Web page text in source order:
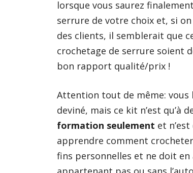
lorsque vous saurez
serrure de votre choix et, si
des clients, il semblerait que
crochetage de serrure soient
bon rapport qualité/prix !
Attention tout de même: vous
deviné, mais ce kit n’est qu’à
formation seulement et
apprendre comment
fins personnelles et ne doit